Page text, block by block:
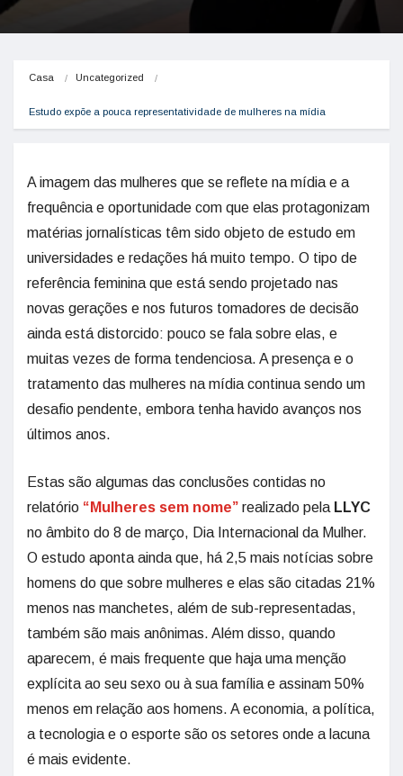
Casa Uncategorized
Estudo expõe a pouca representatividade de mulheres na mídia
A imagem das mulheres que se reflete na mídia e a
frequência e oportunidade com que elas protagonizam
matérias jornalísticas têm sido objeto de estudo em
universidades e redações há muito tempo. O tipo de
referência feminina que está sendo projetado nas
novas gerações e nos futuros tomadores de decisão
ainda está distorcido: pouco se fala sobre elas, e
muitas vezes de forma tendenciosa. A presença e o
tratamento das mulheres na mídia continua sendo um
desafio pendente, embora tenha havido avanços nos
últimos anos.
Estas são algumas das conclusões contidas no
relatório “Mulheres sem nome” realizado pela LLYC
no âmbito do 8 de março, Dia Internacional da Mulher.
O estudo aponta ainda que, há 2,5 mais notícias sobre
homens do que sobre mulheres e elas são citadas 21%
menos nas manchetes, além de sub-representadas,
também são mais anônimas. Além disso, quando
aparecem, é mais frequente que haja uma menção
explícita ao seu sexo ou à sua família e assinam 50%
menos em relação aos homens. A economia, a política,
a tecnologia e o esporte são os setores onde a lacuna
é mais evidente.